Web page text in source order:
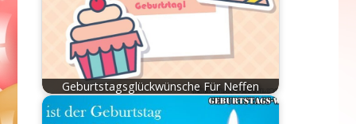
Geburtstagsglückwünsche Für Neffen